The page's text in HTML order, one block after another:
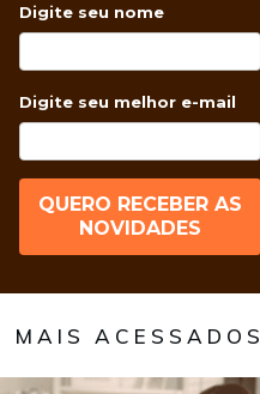
Digite seu nome
Digite seu melhor e-mail
QUERO RECEBER AS
NOVIDADES
MAIS ACESSADOS